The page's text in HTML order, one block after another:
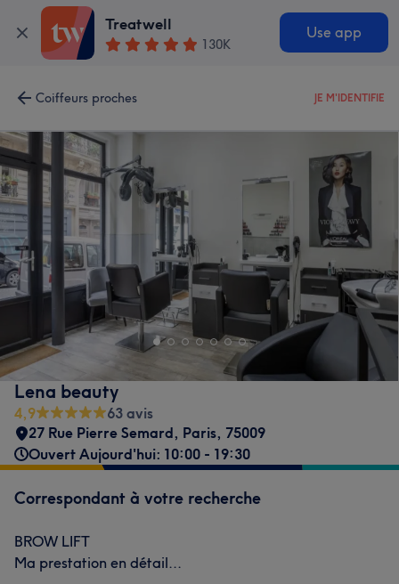
Treatwell
130K
Use app
Coiffeurs proches JE M'IDENTIFIE
Lena beauty
4,9
63 avis
27 Rue Pierre Semard, Paris, 75009
Ouvert Aujourd'hui: 10:00 - 19:30
Correspondant à votre recherche
BROW LIFT
Ma prestation en détail...